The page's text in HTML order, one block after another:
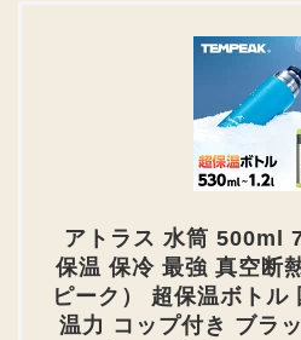
アトラス 水筒 500ml
保温 保冷 最強 真空断
ピーク） 超保温ボトル
温力 コップ付き ブラ